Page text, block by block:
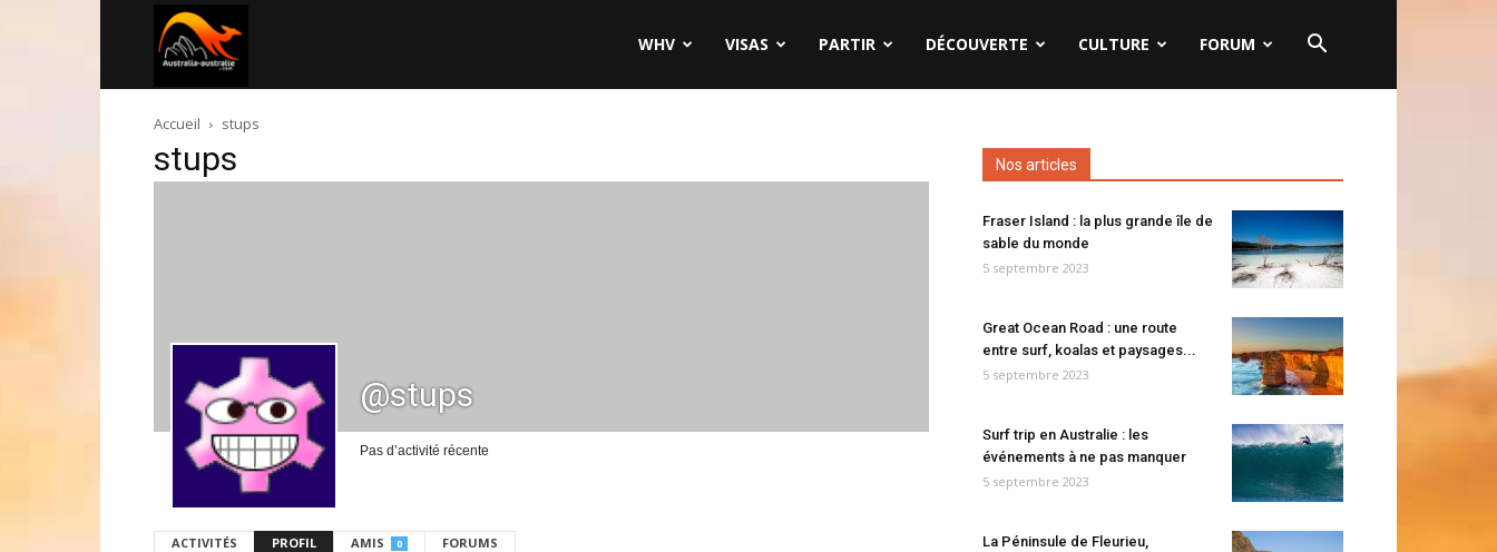
australie.com
WHV VISAS PARTIR DÉCOUVERTE CULTURE FORUM
Accueil stups
stups
@stups
Pas d’activité récente
ACTIVITÉS PROFIL AMIS 0 FORUMS
Nos articles
Fraser Island : la plus grande île de
sable du monde
5 septembre 2023
Great Ocean Road : une route
entre surf, koalas et paysages...
5 septembre 2023
Surf trip en Australie : les
événements à ne pas manquer
5 septembre 2023
La Péninsule de Fleurieu,